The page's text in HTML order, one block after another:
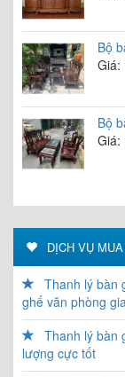
Bộ
Giá:
Bộ
Giá:
DỊCH VỤ
Thanh lý bàn
ghế văn phòng
Thanh lý bàn
lượng cực tốt